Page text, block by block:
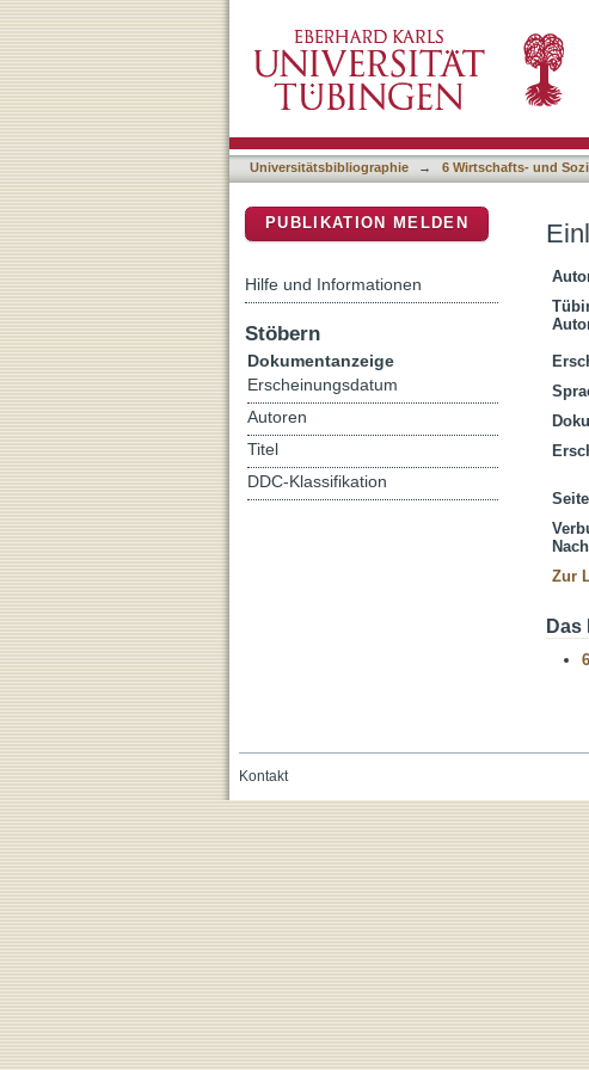
Universitätsbibliographie → 6 Wirtschafts- und
Zur
PUBLIKATION MELDEN
Hilfe und Informationen
Stöbern
Dokumentanzeige
Erscheinungsdatum
Autoren
Titel
DDC-Klassifikation
Kontakt